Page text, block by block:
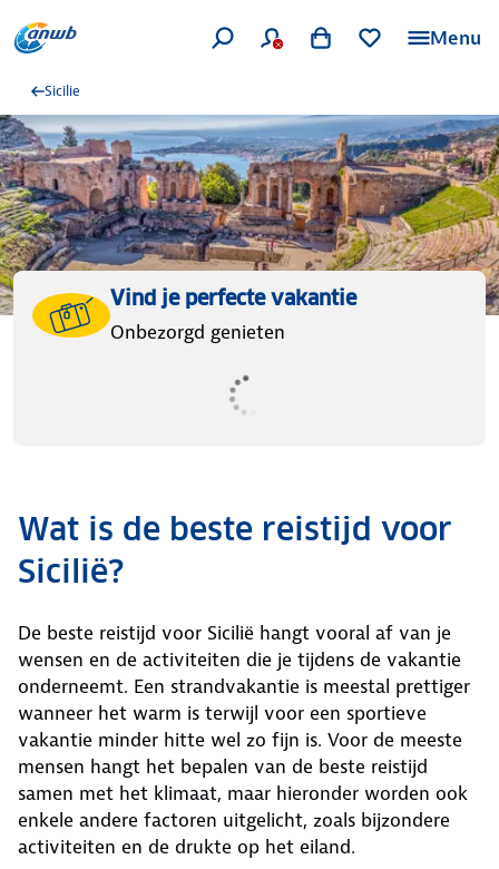
Menu
Sicilie
Vind je perfecte vakantie
Onbezorgd genieten
Wat is de beste reistijd voor
Sicilië?
De beste reistijd voor Sicilië hangt vooral af van je
wensen en de activiteiten die je tijdens de vakantie
onderneemt. Een strandvakantie is meestal prettiger
wanneer het warm is terwijl voor een sportieve
vakantie minder hitte wel zo fijn is. Voor de meeste
mensen hangt het bepalen van de beste reistijd
samen met het klimaat, maar hieronder worden ook
enkele andere factoren uitgelicht, zoals bijzondere
activiteiten en de drukte op het eiland.